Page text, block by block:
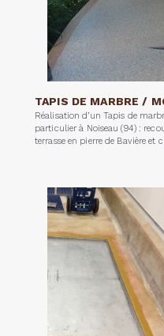
TAPIS DE MARBRE /
Réalisation d’un Tapis de
particulier à Noiseau (94) :
terrasse en pierre de Bavière et